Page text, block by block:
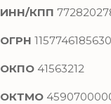
ИНН/КПП
ОГРН 1157746185630
ОКПО 41563212
ОКТМО